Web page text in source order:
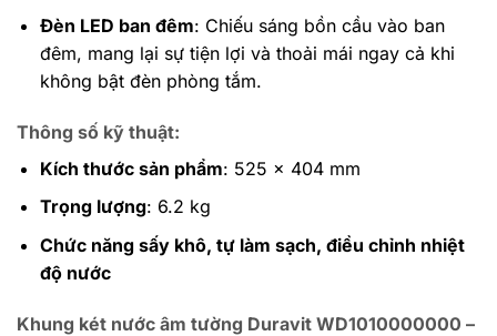
Đèn LED ban đêm: Chiếu sáng bồn cầu vào ban
đêm, mang lại sự tiện lợi và thoải mái ngay cả khi
không bật đèn phòng tắm.
Thông số kỹ thuật:
Kích thước sản phẩm: 525 x 404 mm
Trọng lượng: 6.2 kg
Chức năng sấy khô, tự làm sạch, điều chỉnh nhiệt
độ nước
Khung két nước âm tường Duravit WD1010000000 –